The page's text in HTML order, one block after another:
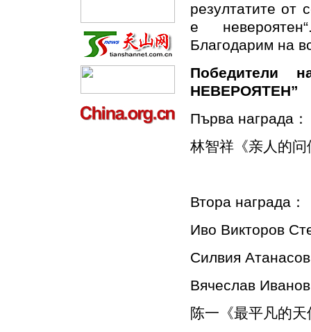
резултатите от
е
Благодарим на
Победители
НЕВЕРОЯТЕН”
Първа награда：
林智祥《亲人的问
Втора награда：
Иво Викторов
Силвия
Вячеслав
陈一《最平凡的天